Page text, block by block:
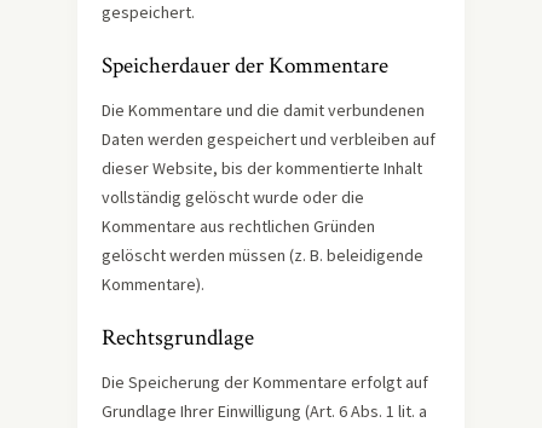
gespeichert.
Speicherdauer der Kommentare
Die Kommentare und die damit verbundenen
Daten werden gespeichert und verbleiben auf
dieser Website, bis der kommentierte Inhalt
vollständig gelöscht wurde oder die
Kommentare aus rechtlichen Gründen
gelöscht werden müssen (z. B. beleidigende
Kommentare).
Rechtsgrundlage
Die Speicherung der Kommentare erfolgt auf
Grundlage Ihrer Einwilligung (Art. 6 Abs. 1 lit. a